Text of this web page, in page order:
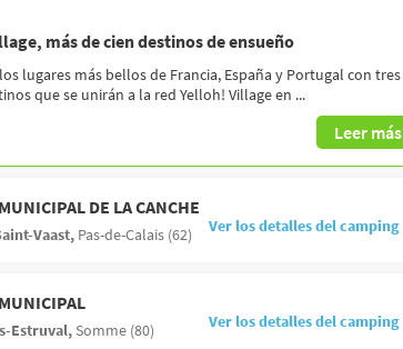
más de cien destinos de ensueño
lugares más bellos de Francia, España y Portugal con tres
que se unirán a la red Yelloh! Village en ...
Leer más
DE LA CANCHE
Vaast, Pas-de-Calais (62) Ver los detalles del camping
Estruval, Somme (80) Ver los detalles del camping